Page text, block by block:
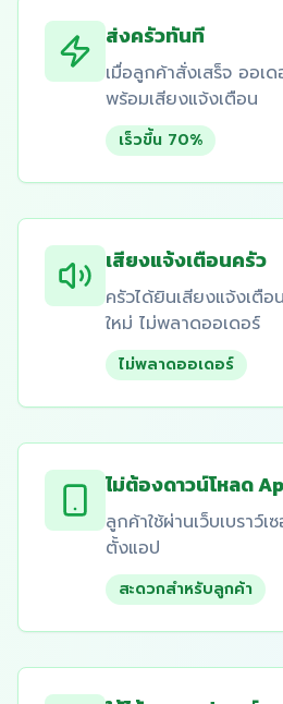
ส่งครัวทันที
เมื่อลูกค้าสั่งเสร็จ ออเ
พร้อมเสียงแจ้งเตือน
เร็วขึ้น 70%
เสียงแจ้งเตือนครัว
ครัวได้ยินเสียงแจ้งเตื
ใหม่ ไม่พลาดออเดอร์
ไม่พลาดออเดอร์
ไม่ต้องดาวน์โหลด
ลูกค้าใช้ผ่านเว็บเบราว์
ตั้งแอป
สะดวกสำหรับลูกค้า